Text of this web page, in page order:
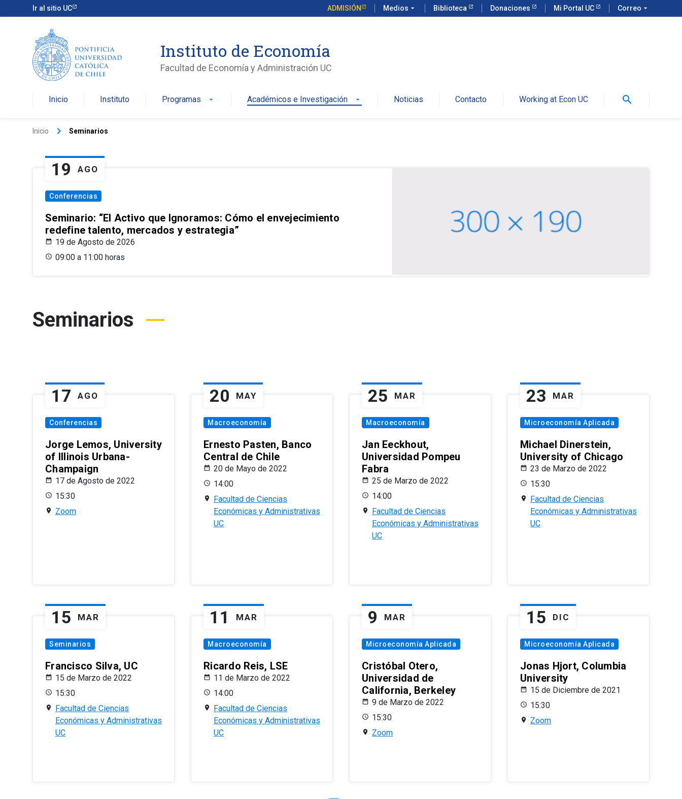
Ir al sitio UC ADMISIÓN Medios arrow_drop_down Biblioteca Donaciones Mi Portal UC Correo arrow_drop_down
Instituto de Economía
Facultad de Economía y Administración UC
Inicio Instituto Programas arrow_drop_down Académicos e Investigación arrow_drop_down Noticias Contacto Working at Econ UC search
Inicio keyboard_arrow_right Seminarios
19 AGO
Conferencias
Seminario: “El Activo que Ignoramos: Cómo el envejecimiento
redefine talento, mercados y estrategia”
19 de Agosto de 2026
09:00 a 11:00 horas
Seminarios
17 AGO
Conferencias
Jorge Lemos, University
of Illinois Urbana-
Champaign
17 de Agosto de 2022
15:30
Zoom
20 MAY
Macroeconomía
Ernesto Pasten, Banco
Central de Chile
20 de Mayo de 2022
14:00
Facultad de Ciencias
Económicas y Administrativas
UC
25 MAR
Macroeconomía
Jan Eeckhout,
Universidad Pompeu
Fabra
25 de Marzo de 2022
14:00
Facultad de Ciencias
Económicas y Administrativas
UC
23 MAR
Microeconomía Aplicada
Michael Dinerstein,
University of Chicago
23 de Marzo de 2022
15:30
Facultad de Ciencias
Económicas y Administrativas
UC
15 MAR
Seminarios
Francisco Silva, UC
15 de Marzo de 2022
15:30
Facultad de Ciencias
Económicas y Administrativas
UC
11 MAR
Macroeconomía
Ricardo Reis, LSE
11 de Marzo de 2022
14:00
Facultad de Ciencias
Económicas y Administrativas
UC
9 MAR
Microeconomía Aplicada
Cristóbal Otero,
Universidad de
California, Berkeley
9 de Marzo de 2022
15:30
Zoom
15 DIC
Microeconomía Aplicada
Jonas Hjort, Columbia
University
15 de Diciembre de 2021
15:30
Zoom